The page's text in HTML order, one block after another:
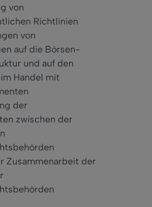
von
Richtlinien
von
auf die Börsen-
und auf den
Handel mit
der
zwischen der
Zusammenarbeit der